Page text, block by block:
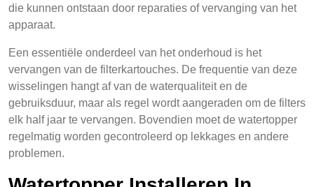
die kunnen ontstaan door reparaties of vervanging van het
apparaat.
Een essentiële onderdeel van het onderhoud is het
vervangen van de filterkartouches. De frequentie van deze
wisselingen hangt af van de waterqualiteit en de
gebruiksduur, maar als regel wordt aangeraden om de filters
elk half jaar te vervangen. Bovendien moet de watertopper
regelmatig worden gecontroleerd op lekkages en andere
problemen.